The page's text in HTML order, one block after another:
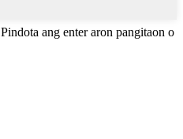
Pindota ang enter aron pangitaon o